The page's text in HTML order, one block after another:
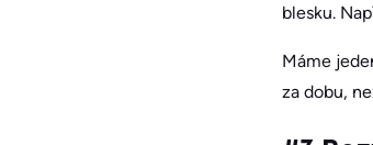
blesku.
Máme
za dobu,